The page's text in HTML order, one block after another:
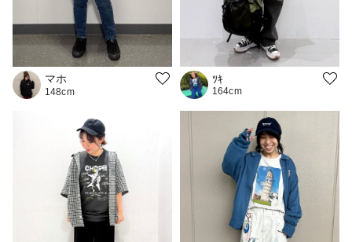
マホ
148cm
ﾂｷ
164cm